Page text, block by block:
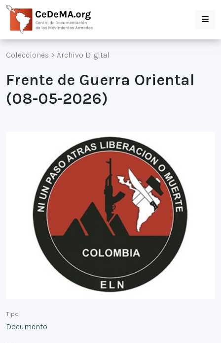
Colecciones > Archivo Digital
Frente de Guerra Oriental
(08-05-2026)
Tipo
Documento